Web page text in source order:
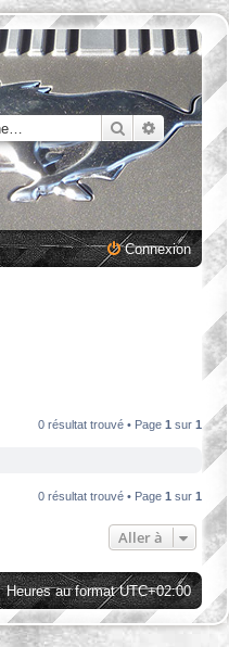
Rechercher
Connexion
0 résultat trouvé • Page 1 sur 1
0 résultat trouvé • Page 1 sur 1
Aller à
Heures au formatUTC+02:00